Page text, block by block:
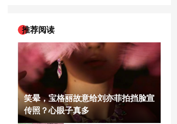
推荐阅读
笑晕，宝格丽故意给刘亦菲拍挡脸宣
传照？心眼子真多